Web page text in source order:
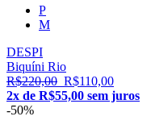
P
M
DESPI
Biquíni Rio
R$220,00 R$110,00
2x de R$55,00 sem juros
-50%